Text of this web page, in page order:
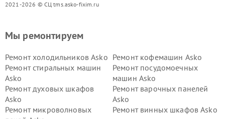
2021-2026 © СЦ tms.asko-fixim.ru
Мы ремонтируем
Ремонт холодильников Asko Ремонт кофемашин Asko
Ремонт стиральных машин
Asko
Ремонт посудомоечных
машин Asko
Ремонт духовых шкафов
Asko
Ремонт варочных панелей
Asko
Ремонт микроволновых
Ремонт винных шкафов Asko